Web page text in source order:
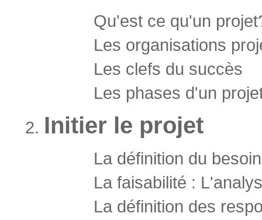
Qu'est ce qu'un
Les organisations
Les clefs du succès
Les phases d'un
Initier le projet
La définition du
La faisabilité :
La définition des